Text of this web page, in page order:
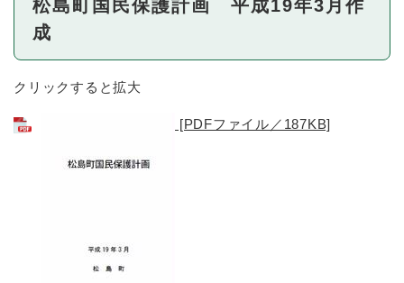
松島町国民保護計画 平成19年3月作
成
クリックすると拡大
[PDFファイル／187KB]